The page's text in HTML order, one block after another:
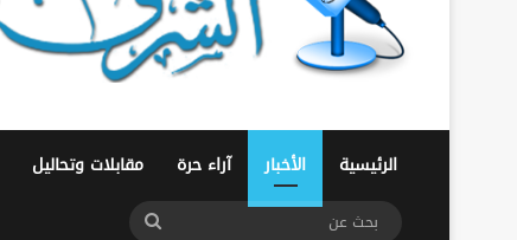
الرئيسية الأخبار آراء حرة مقابلات وتحاليل
بحث